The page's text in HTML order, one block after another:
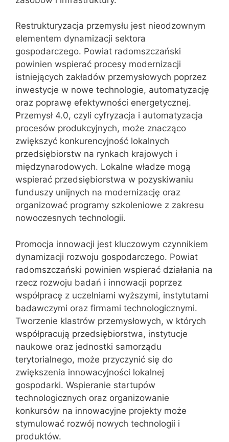
Restrukturyzacja przemysłu jest nieodzownym
elementem dynamizacji sektora
gospodarczego. Powiat radomszczański
powinien wspierać procesy modernizacji
istniejących zakładów przemysłowych poprzez
inwestycje w nowe technologie, automatyzację
oraz poprawę efektywności energetycznej.
Przemysł 4.0, czyli cyfryzacja i automatyzacja
procesów produkcyjnych, może znacząco
zwiększyć konkurencyjność lokalnych
przedsiębiorstw na rynkach krajowych i
międzynarodowych. Lokalne władze mogą
wspierać przedsiębiorstwa w pozyskiwaniu
funduszy unijnych na modernizację oraz
organizować programy szkoleniowe z zakresu
nowoczesnych technologii.
Promocja innowacji jest kluczowym czynnikiem
dynamizacji rozwoju gospodarczego. Powiat
radomszczański powinien wspierać działania na
rzecz rozwoju badań i innowacji poprzez
współpracę z uczelniami wyższymi, instytutami
badawczymi oraz firmami technologicznymi.
Tworzenie klastrów przemysłowych, w których
współpracują przedsiębiorstwa, instytucje
naukowe oraz jednostki samorządu
terytorialnego, może przyczynić się do
zwiększenia innowacyjności lokalnej
gospodarki. Wspieranie startupów
technologicznych oraz organizowanie
konkursów na innowacyjne projekty może
stymulować rozwój nowych technologii i
produktów.